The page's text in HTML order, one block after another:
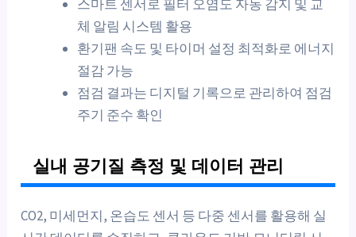
스마트 센서로 필터 오염도 자동 감지 및 교
체 알림 시스템 활용
환기팬 속도 및 타이머 설정 최적화로 에너지
절감 가능
점검 결과는 디지털 기록으로 관리하여 점검
주기 준수 확인
실내 공기질 측정 및 데이터 관리
CO2, 미세먼지, 온습도 센서 등 다중 센서를 활용해 실